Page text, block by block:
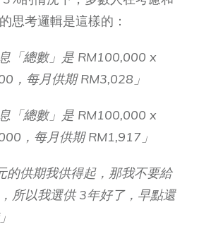
思考邏輯是這樣的：
「總數」是 RM100,000 x
，每月供期 RM3,028」
「總數」是 RM100,000 x
，每月供期 RM1,917」
的供期我供得起，那我不要給
所以我選供 3年好了，早點還